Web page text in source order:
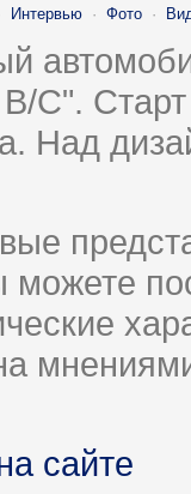
Интервью · Фото ·
C".
Над
можете
сайте